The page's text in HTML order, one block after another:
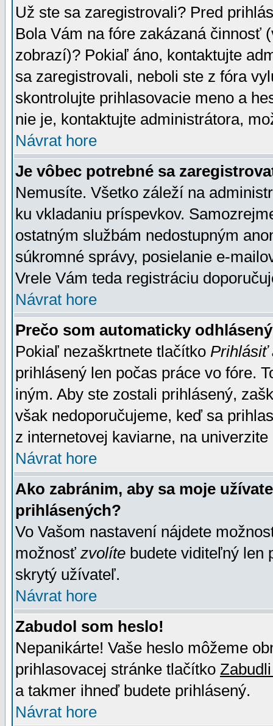
Už ste sa zaregistrovali? Pred
Bola Vám na fóre zakázaná činnosť
zobrazí)? Pokiaľ áno, kontaktujte
sa zaregistrovali, neboli ste z fóra
skontrolujte prihlasovacie meno a
nie je, kontaktujte administrátora,
Návrat hore
Je vôbec potrebné sa
Nemusíte. Všetko záleží na
ku vkladaniu príspevkov.
ostatným službám nedostupným
súkromné správy, posielanie e-
Vrele Vám teda registráciu
Návrat hore
Prečo som automaticky
Pokiaľ nezaškrtnete tlačítko Prihlásiť
prihlásený len počas práce vo fóre.
iným. Aby ste zostali prihlásený,
však nedoporučujeme, keď sa
z internetovej kaviarne, na univerzite
Návrat hore
Ako zabránim, aby sa moje
prihlásených?
Vo Vašom nastavení nájdete
možnosť zvolíte budete viditeľný len
skrytý užívateľ.
Návrat hore
Zabudol som heslo!
Nepanikárte! Vaše heslo môžeme
prihlasovacej stránke tlačítko
a takmer ihneď budete prihlásený.
Návrat hore